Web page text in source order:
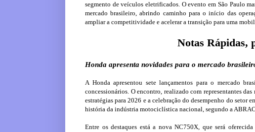
segmento de veículos eletrificados. O evento em São Paulo
mercado brasileiro, abrindo caminho para o início das
ampliar a competitividade e acelerar a transição para uma
Notas Rápidas,
Honda apresenta novidades para o mercado
A Honda apresentou sete lançamentos para o mercado
concessionários. O encontro, realizado com representantes
estratégias para 2026 e a celebração do desempenho do setor
história da indústria motociclística nacional, segundo a
Entre os destaques está a nova NC750X, que será